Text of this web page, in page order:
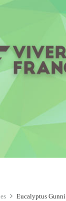
Eucalyptus Gunni